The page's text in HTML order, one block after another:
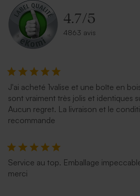
Magnifique enveloppe
carrée blanche
Superbe
crème
4.7/5
4863 avis
J'ai acheté 1valise et une boîte en
sont vraiment très jolis et identiques
Aucun regret. La livraison et le
recommande
Service au top. Emballage
merci